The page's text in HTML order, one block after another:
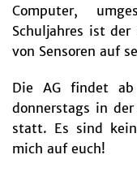
Computer,
Schuljahres ist
von Sensoren auf
Die AG findet
donnerstags in
statt. Es sind
mich auf euch!